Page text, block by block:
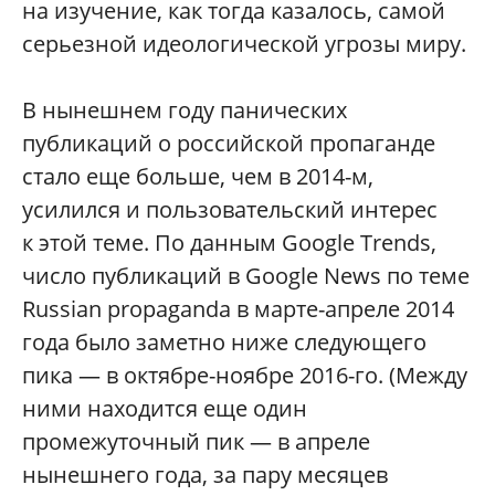
на изучение, как тогда казалось, самой
серьезной идеологической угрозы миру.
В нынешнем году панических
публикаций о российской пропаганде
стало еще больше, чем в 2014-м,
усилился и пользовательский интерес
к этой теме. По данным Google Trends,
число публикаций в Google News по теме
Russian propaganda в марте-апреле 2014
года было заметно ниже следующего
пика — в октябре-ноябре 2016-го. (Между
ними находится еще один
промежуточный пик — в апреле
нынешнего года, за пару месяцев